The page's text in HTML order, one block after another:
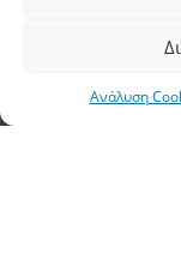
Ανάλυση
Φαξ: 210
Email: